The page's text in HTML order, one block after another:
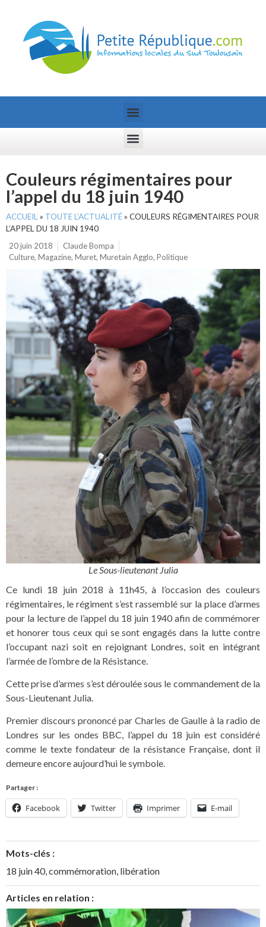
Couleurs régimentaires pour
l’appel du 18 juin 1940
ACCUEIL » TOUTE L’ACTUALITÉ» COULEURS RÉGIMENTAIRES POUR
L’APPEL DU 18 JUIN 1940
20 juin 2018
Claude Bompa
Culture, Magazine, Muret, Muretain Agglo, Politique
Le Sous-lieutenant Julia
Ce lundi 18 juin 2018 à 11h45, à l’occasion des couleurs
régimentaires, le régiment s’est rassemblé sur la place d’armes
pour la lecture de l’appel du 18 juin 1940 afin de commémorer
et honorer tous ceux qui se sont engagés dans la lutte contre
l’occupant nazi soit en rejoignant Londres, soit en intégrant
l’armée de l’ombre de la Résistance.
Cette prise d’armes s’est déroulée sous le commandement de la
Sous-Lieutenant Julia.
Premier discours prononcé par Charles de Gaulle à la radio de
Londres sur les ondes BBC, l’appel du 18 juin est considéré
comme le texte fondateur de la résistance Française, dont il
demeure encore aujourd’hui le symbole.
Partager :
Facebook Twitter Imprimer E-mail
Mots-clés :
18 juin 40,commémoration, libération
Articles en relation :